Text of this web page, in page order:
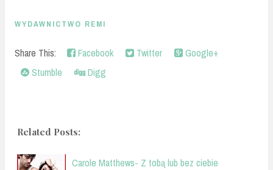
WYDAWNICTWO REMI
Share This: Facebook Twitter
Google+
Stumble
Digg
Related Posts:
Carole Matthews- Z tobą lub bez ciebie